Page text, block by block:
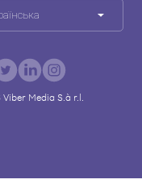
Viber Media S.à r.l.